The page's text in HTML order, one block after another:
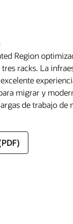
Region
racks. La
migrar y
de trabajo